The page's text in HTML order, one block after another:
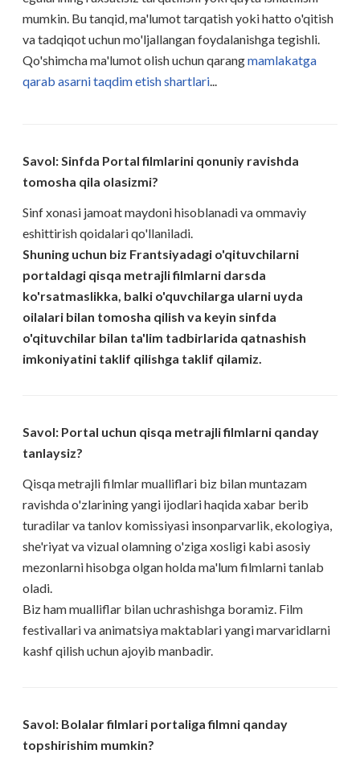
mumkin. Bu tanqid, ma'lumot tarqatish yoki hatto o'qitish
va tadqiqot uchun mo'ljallangan foydalanishga tegishli.
Qo'shimcha ma'lumot olish uchun qarangmamlakatga
qarab asarni taqdim etish shartlari...
Savol: Sinfda Portal filmlarini qonuniy ravishda
tomosha qila olasizmi?
Sinf xonasi jamoat maydoni hisoblanadi va ommaviy
eshittirish qoidalari qo'llaniladi.
Shuning uchun biz Frantsiyadagi o'qituvchilarni
portaldagi qisqa metrajli filmlarni darsda
ko'rsatmaslikka, balki o'quvchilarga ularni uyda
oilalari bilan tomosha qilish va keyin sinfda
o'qituvchilar bilan ta'lim tadbirlarida qatnashish
imkoniyatini taklif qilishga taklif qilamiz.
Savol: Portal uchun qisqa metrajli filmlarni qanday
tanlaysiz?
Qisqa metrajli filmlar mualliflari biz bilan muntazam
ravishda o'zlarining yangi ijodlari haqida xabar berib
turadilar va tanlov komissiyasi insonparvarlik, ekologiya,
she'riyat va vizual olamning o'ziga xosligi kabi asosiy
mezonlarni hisobga olgan holda ma'lum filmlarni tanlab
oladi.
Biz ham mualliflar bilan uchrashishga boramiz. Film
festivallari va animatsiya maktablari yangi marvaridlarni
kashf qilish uchun ajoyib manbadir.
Savol: Bolalar filmlari portaliga filmni qanday
topshirishim mumkin?